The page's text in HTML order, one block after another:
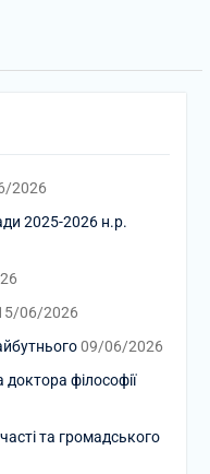
2026
2025-2026 н.р.
06/2026
09/06/2026
філософії
та громадського